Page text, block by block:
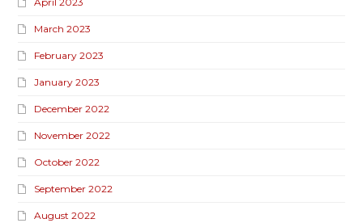
March 2023
February 2023
January 2023
December 2022
November 2022
October 2022
September 2022
August 2022